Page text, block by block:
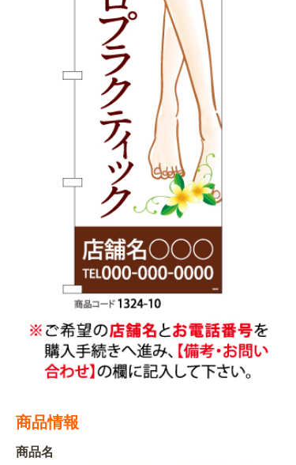
美容・健康 地域・観光
イベント・季節 不動産・建築
カルチャー・教養 娯楽
車・バイク関連 その他
OTHER ITEMS
関連アイテムを見る
ORIGINAL ORDER
オリジナルオーダー注文方法
お届け納期と配送方法
商品について
よくある質問
オリジナルオーダー制作事例
商品情報
商品名